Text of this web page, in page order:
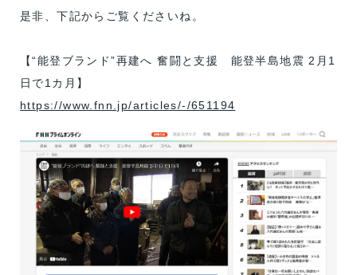
是非、下記からご覧くださいね。
【“能登ブランド”再建へ 奮闘と支援 能登半島地震 2月1
日で1カ月】
https://www.fnn.jp/articles/-/651194